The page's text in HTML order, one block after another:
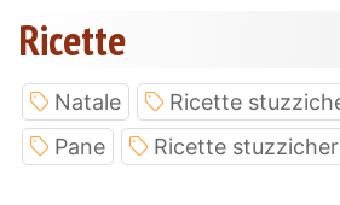
Ricette
Natale
Ricette
Pane
Ricette